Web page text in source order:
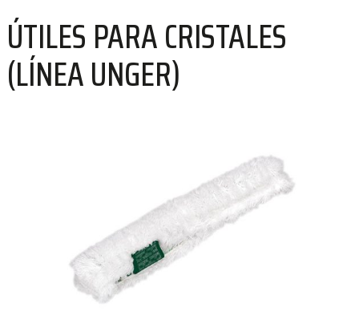
ÚTILES PARA CRISTALES
(LÍNEA UNGER)